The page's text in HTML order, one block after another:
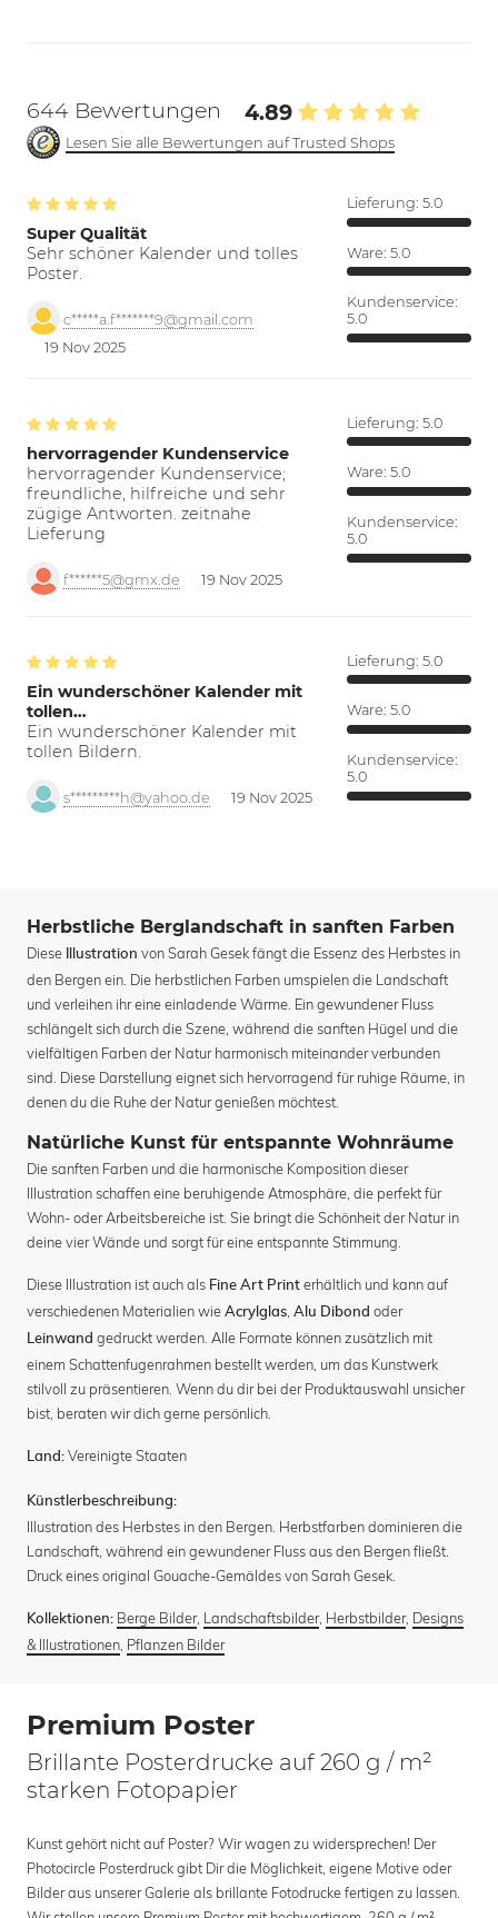
644 Bewertungen 4.89
Lesen Sie alle Bewertungen auf Trusted Shops
Super Qualität
Sehr schöner Kalender und tolles
Poster.
c*****a.f*******9@gmail.com
19 Nov 2025
Lieferung: 5.0
Ware: 5.0
Kundenservice:
5.0
hervorragender Kundenservice
hervorragender Kundenservice;
freundliche, hilfreiche und sehr
zügige Antworten. zeitnahe
Lieferung
f******5@gmx.de 19 Nov 2025
Lieferung: 5.0
Ware: 5.0
Kundenservice:
5.0
Ein wunderschöner Kalender mit
tollen…
Ein wunderschöner Kalender mit
tollen Bildern.
s*********h@yahoo.de 19 Nov 2025
Lieferung: 5.0
Ware: 5.0
Kundenservice:
5.0
Herbstliche Berglandschaft in sanften Farben
Diese Illustration von Sarah Gesek fängt die Essenz des Herbstes in
den Bergen ein. Die herbstlichen Farben umspielen die Landschaft
und verleihen ihr eine einladende Wärme. Ein gewundener Fluss
schlängelt sich durch die Szene, während die sanften Hügel und die
vielfältigen Farben der Natur harmonisch miteinander verbunden
sind. Diese Darstellung eignet sich hervorragend für ruhige Räume, in
denen du die Ruhe der Natur genießen möchtest.
Natürliche Kunst für entspannte Wohnräume
Die sanften Farben und die harmonische Komposition dieser
Illustration schaffen eine beruhigende Atmosphäre, die perfekt für
Wohn- oder Arbeitsbereiche ist. Sie bringt die Schönheit der Natur in
deine vier Wände und sorgt für eine entspannte Stimmung.
Diese Illustration ist auch als Fine Art Print erhältlich und kann auf
verschiedenen Materialien wie Acrylglas Alu Dibond oder
Leinwand gedruckt werden. Alle Formate können zusätzlich mit
einem Schattenfugenrahmen bestellt werden, um das Kunstwerk
stilvoll zu präsentieren. Wenn du dir bei der Produktauswahl unsicher
bist, beraten wir dich gerne persönlich.
Land: Vereinigte Staaten
Künstlerbeschreibung:
Illustration des Herbstes in den Bergen. Herbstfarben dominieren die
Landschaft, während ein gewundener Fluss aus den Bergen fließt.
Druck eines original Gouache-Gemäldes von Sarah Gesek.
Kollektionen: Berge Bilder, Landschaftsbilder, Herbstbilder, Designs
& Illustrationen Pflanzen Bilder
Premium Poster
Brillante Posterdrucke auf 260 g / m²
starken Fotopapier
Kunst gehört nicht auf Poster? Wir wagen zu widersprechen! Der
Photocircle Posterdruck gibt Dir die Möglichkeit, eigene Motive oder
Bilder aus unserer Galerie als brillante Fotodrucke fertigen zu lassen.